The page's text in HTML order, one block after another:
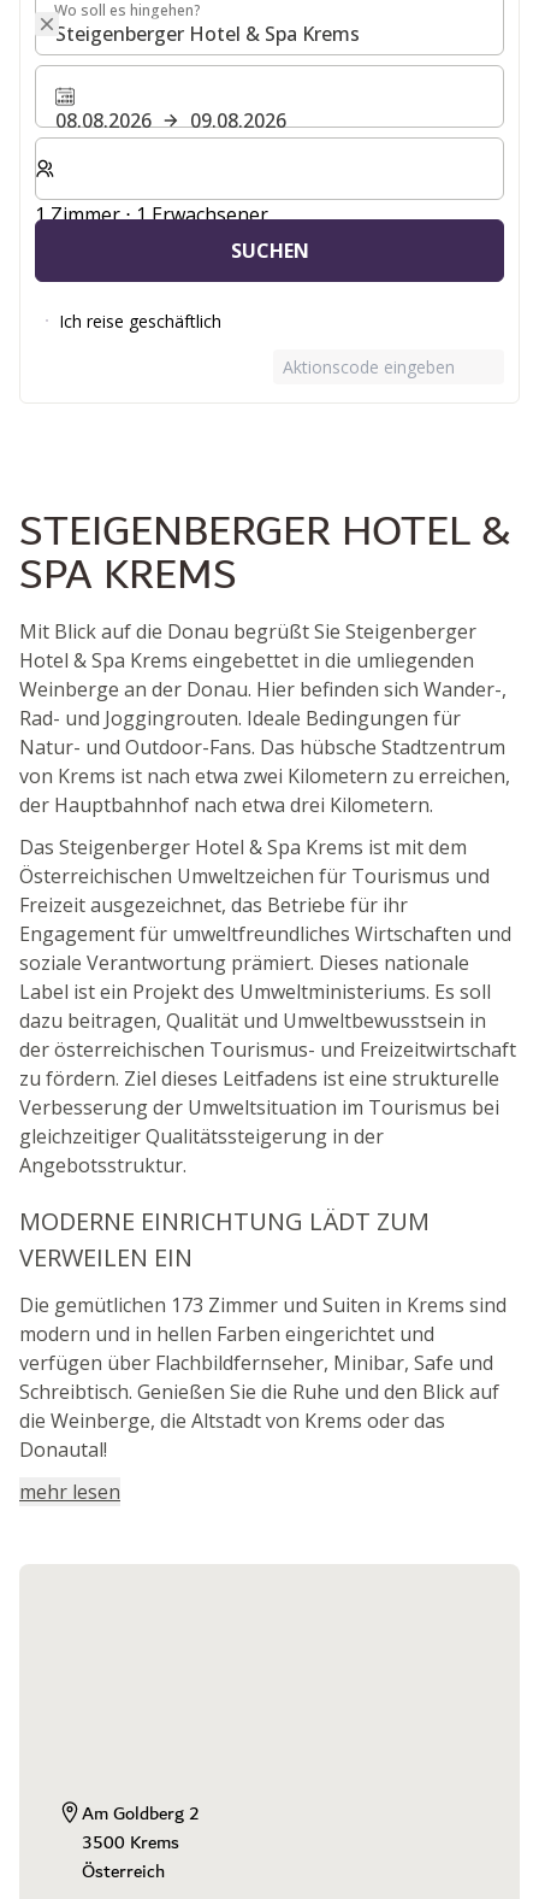
Wo soll es hingehen?
Wo soll es hingehen?
08.08.2026
09.08.2026
Wählen Sie die Anzahl der Zimmer und Gäste für Ihren
1 Zimmer ⋅ 1 Erwachsener
SUCHEN
Ich reise geschäftlich
Aktionscode eingeben
STEIGENBERGER HOTEL &
SPA KREMS
Mit Blick auf die Donau begrüßt Sie Steigenberger
Hotel & Spa Krems eingebettet in die umliegenden
Weinberge an der Donau. Hier befinden sich Wander-,
Rad- und Joggingrouten. Ideale Bedingungen für
Natur- und Outdoor-Fans. Das hübsche Stadtzentrum
von Krems ist nach etwa zwei Kilometern zu erreichen,
der Hauptbahnhof nach etwa drei Kilometern.
Das Steigenberger Hotel & Spa Krems ist mit dem
Österreichischen Umweltzeichen für Tourismus und
Freizeit ausgezeichnet, das Betriebe für ihr
Engagement für umweltfreundliches Wirtschaften und
soziale Verantwortung prämiert. Dieses nationale
Label ist ein Projekt des Umweltministeriums. Es soll
dazu beitragen, Qualität und Umweltbewusstsein in
der österreichischen Tourismus- und Freizeitwirtschaft
zu fördern. Ziel dieses Leitfadens ist eine strukturelle
Verbesserung der Umweltsituation im Tourismus bei
gleichzeitiger Qualitätssteigerung in der
Angebotsstruktur.
MODERNE EINRICHTUNG LÄDT ZUM
VERWEILEN EIN
Die gemütlichen 173 Zimmer und Suiten in Krems sind
modern und in hellen Farben eingerichtet und
verfügen über Flachbildfernseher, Minibar, Safe und
Schreibtisch. Genießen Sie die Ruhe und den Blick auf
die Weinberge, die Altstadt von Krems oder das
Donautal!
mehr lesen
Am Goldberg 2
3500 Krems
Österreich